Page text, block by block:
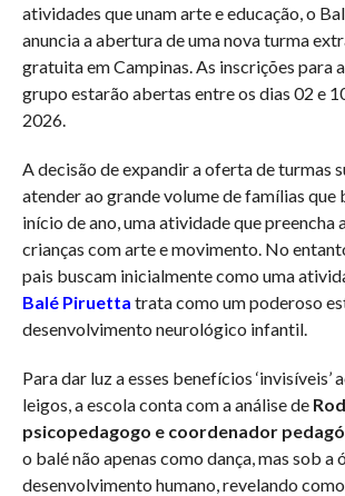
atividades que unam arte e educação, o
anuncia a abertura de uma nova turma
gratuita em Campinas. As inscrições para
grupo estarão abertas entre os dias 02 e
2026.
A decisão de expandir a oferta de turmas
atender ao grande volume de famílias que
início de ano, uma atividade que preencha
crianças com arte e movimento. No
pais buscam inicialmente como uma
Balé Piruetta trata como um poderoso
desenvolvimento neurológico infantil.
Para dar luz a esses benefícios ‘invisíveis’
leigos, a escola conta com a análise de
psicopedagogo e coordenador
o balé não apenas como dança, mas sob a
desenvolvimento humano, revelando